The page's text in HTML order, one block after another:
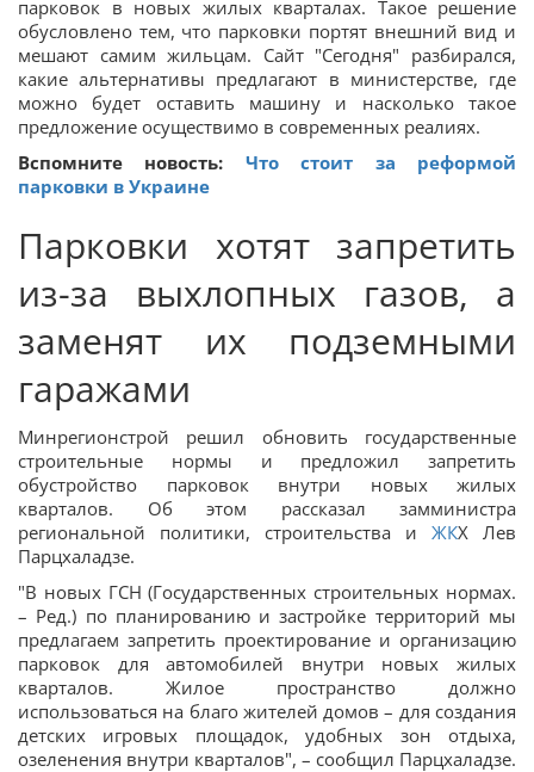
парковок в новых жилых кварталах. Такое решение
обусловлено тем, что парковки портят внешний вид и
мешают самим жильцам. Сайт "Сегодня" разбирался,
какие альтернативы предлагают в министерстве, где
можно будет оставить машину и насколько такое
предложение осуществимо в современных реалиях.
Вспомните новость: Что стоит за реформой
парковки в Украине
Парковки хотят запретить
из-за выхлопных газов, а
заменят их подземными
гаражами
Минрегионстрой решил обновить государственные
строительные нормы и предложил запретить
обустройство парковок внутри новых жилых
кварталов. Об этом рассказал замминистра
региональной политики, строительства и ЖКХ Лев
Парцхаладзе.
"В новых ГСН (Государственных строительных нормах.
– Ред.) по планированию и застройке территорий мы
предлагаем запретить проектирование и организацию
парковок для автомобилей внутри новых жилых
кварталов. Жилое пространство должно
использоваться на благо жителей домов – для создания
детских игровых площадок, удобных зон отдыха,
озеленения внутри кварталов", – сообщил Парцхаладзе.